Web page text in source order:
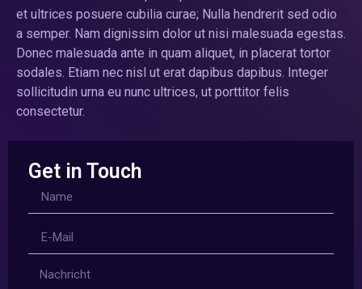
et ultrices posuere cubilia curae; Nulla hendrerit sed odio
a semper. Nam dignissim dolor ut nisi malesuada egestas.
Donec malesuada ante in quam aliquet, in placerat tortor
sodales. Etiam nec nisl ut erat dapibus dapibus. Integer
sollicitudin urna eu nunc ultrices, ut porttitor felis
consectetur.
Get in Touch